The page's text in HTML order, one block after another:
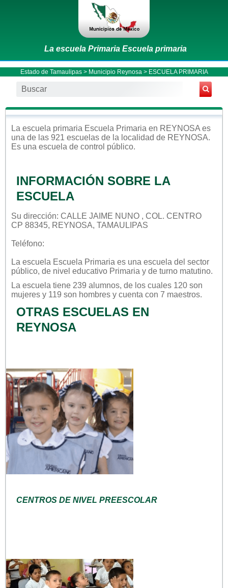
La escuela Primaria Escuela primaria
Estado de Tamaulipas> Municipio Reynosa > ESCUELA PRIMARIA
La escuela primaria Escuela Primaria en REYNOSA es
una de las 921 escuelas de la localidad de REYNOSA.
Es una escuela de control público.
INFORMACIÓN SOBRE LA
ESCUELA
Su dirección: CALLE JAIME NUNO , COL. CENTRO
CP 88345, REYNOSA, TAMAULIPAS
Teléfono:
La escuela Escuela Primaria es una escuela del sector
público, de nivel educativo Primaria y de turno matutino.
La escuela tiene 239 alumnos, de los cuales 120 son
mujeres y 119 son hombres y cuenta con 7 maestros.
OTRAS ESCUELAS EN
REYNOSA
CENTROS DE NIVEL PREESCOLAR